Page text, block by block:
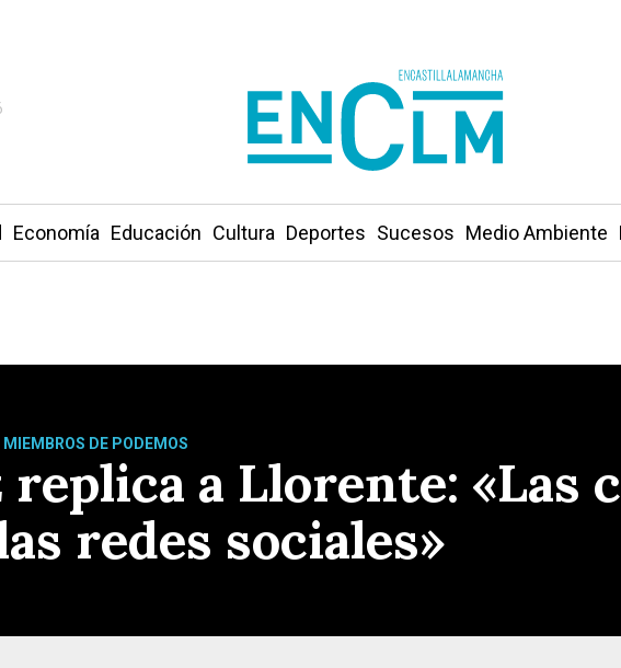
Economía Educación Cultura Deportes Sucesos Medio Ambiente
DE PODEMOS
a Llorente: «Las
redes sociales»